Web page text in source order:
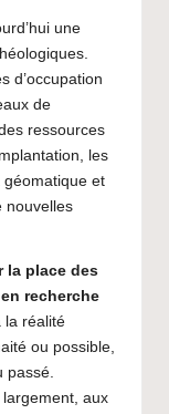
une
d’occupation
de
ressources
les
géomatique et
nouvelles
la place des
recherche
la réalité
ou possible,
passé.
largement, aux